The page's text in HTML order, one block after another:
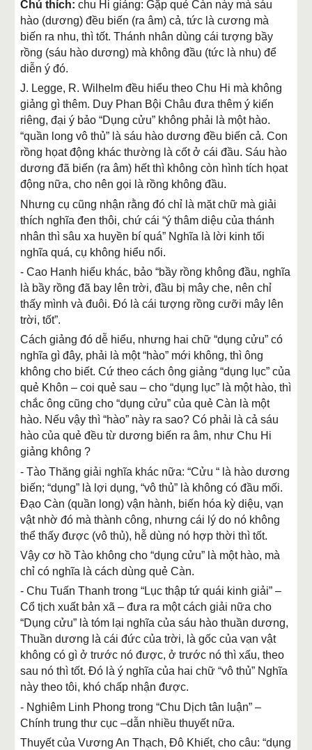
Chú thích: chu Hi giảng: Gặp quẻ Càn này mà sáu
hào (dương) đều biến (ra âm) cả, tức là cương mà
biến ra nhu, thì tốt. Thánh nhân dùng cái tượng bầy
rồng (sáu hào dương) mà không đầu (tức là nhu) để
diễn ý đó.
J. Legge, R. Wilhelm đều hiểu theo Chu Hi mà không
giảng gì thêm. Duy Phan Bội Châu đưa thêm ý kiến
riêng, đại ý bảo “Dụng cửu” không phải là một hào.
“quần long vô thủ” là sáu hào dương đều biến cả. Con
rồng họat động khác thường là cốt ở cái đầu. Sáu hào
dương đã biến (ra âm) hết thì không còn hình tích họat
động nữa, cho nên gọi là rồng không đầu.
Nhưng cụ cũng nhận rằng đó chỉ là mặt chữ mà giải
thích nghĩa đen thôi, chứ cái “ý thâm diệu của thánh
nhân thì sâu xa huyền bí quá” Nghĩa là lời kinh tối
nghĩa quá, cụ không hiểu nổi.
- Cao Hanh hiểu khác, bảo “bầy rồng không đầu, nghĩa
là bầy rồng đã bay lên trời, đầu bị mây che, nên chỉ
thấy mình và đuôi. Đó là cái tượng rồng cưỡi mây lên
trời, tốt”.
Cách giảng đó dễ hiểu, nhưng hai chữ “dụng cửu” có
nghĩa gì đây, phải là một “hào” mới không, thì ông
không cho biết. Cứ theo cách ông giảng “dụng lục” của
quẻ Khôn – coi quẻ sau – cho “dụng lục” là một hào, thì
chắc ông cũng cho “dụng cửu” của quẻ Càn là một
hào. Nếu vậy thì “hào” này ra sao? Có phải là cả sáu
hào của quẻ đều từ dương biến ra âm, như Chu Hi
giảng không ?
- Tào Thăng giải nghĩa khác nữa: “Cửu “ là hào dương
biến; “dụng” là lợi dụng, “vô thủ” là không có đầu mối.
Đạo Càn (quần long) vận hành, biến hóa kỳ diệu, vạn
vật nhờ đó mà thành công, nhưng cái lý do nó không
thể thấy được (vô thủ), hễ dùng nó hợp thời thì tốt.
Vậy cơ hồ Tào không cho “dụng cửu” là một hào, mà
chỉ có nghĩa là cách dùng quẻ Càn.
- Chu Tuấn Thanh trong “Lục thập tứ quái kinh giải” –
Cổ tịch xuất bản xã – đưa ra một cách giải nữa cho
“Dụng cửu” là tóm lại nghĩa của sáu hào thuần dương,
Thuần dương là cái đức của trời, là gốc của vạn vật
không có gì ở trước nó được, ở trước nó thì xấu, theo
sau nó thì tốt. Đó là ý nghĩa của hai chữ “vô thủ” Nghĩa
này theo tôi, khó chấp nhận được.
- Nghiêm Linh Phong trong “Chu Dịch tân luận” –
Chính trung thư cục –dẫn nhiều thuyết nữa.
Thuyết của Vương An Thạch, Đô Khiết, cho câu: “dụng